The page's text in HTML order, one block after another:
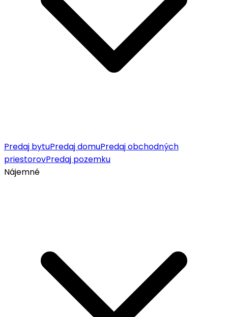
Predaj bytuPredaj domuPredaj obchodných
priestorovPredaj pozemku
Nájemné